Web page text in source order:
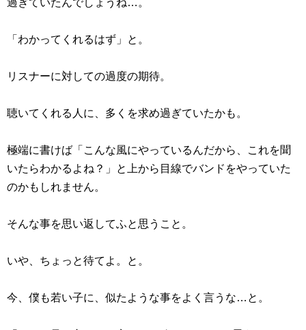
過ぎていたんでしょうね…。
「わかってくれるはず」と。
リスナーに対しての過度の期待。
聴いてくれる人に、多くを求め過ぎていたかも。
極端に書けば「こんな風にやっているんだから、これを聞
いたらわかるよね？」と上から目線でバンドをやっていた
のかもしれません。
そんな事を思い返してふと思うこと。
いや、ちょっと待てよ。と。
今、僕も若い子に、似たような事をよく言うな…と。